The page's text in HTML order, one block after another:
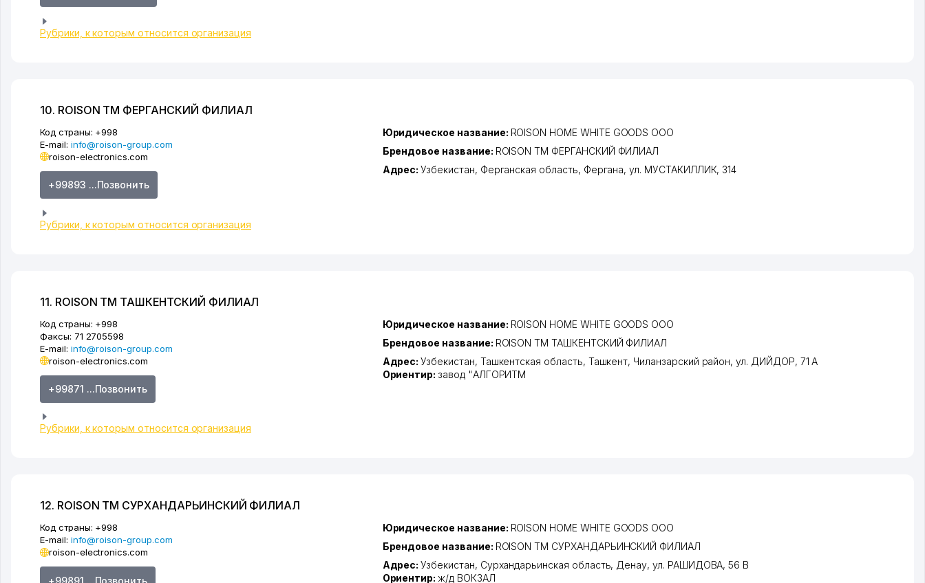
Рубрики, к которым относится организация
10. ROISON ТМ ФЕРГАНСКИЙ ФИЛИАЛ
Код страны: +998
E-mail: info@roison-group.com
roison-electronics.com
+99893 ...Позвонить
Рубрики, к которым относится организация
Юридическое название: ROISON HOME WHITE GOODS ООО
Брендовое название: ROISON ТМ ФЕРГАНСКИЙ ФИЛИАЛ
Адрес:Узбекистан, Ферганская область, Фергана,ул. МУСТАКИЛЛИК, 314
11. ROISON ТМ ТАШКЕНТСКИЙ ФИЛИАЛ
Код страны: +998
Факсы: 71 2705598
E-mail: info@roison-group.com
roison-electronics.com
+99871 ...Позвонить
Рубрики, к которым относится организация
Юридическое название: ROISON HOME WHITE GOODS ООО
Брендовое название: ROISON ТМ ТАШКЕНТСКИЙ ФИЛИАЛ
Адрес:Узбекистан, Ташкентская область, Ташкент, Чиланзарский район,ул. ДИЙДОР, 71 А
Ориентир: завод "АЛГОРИТМ
12. ROISON ТМ СУРХАНДАРЬИНСКИЙ ФИЛИАЛ
Код страны: +998
E-mail: info@roison-group.com
roison-electronics.com
+99891 ...Позвонить
Юридическое название: ROISON HOME WHITE GOODS ООО
Брендовое название: ROISON ТМ СУРХАНДАРЬИНСКИЙ ФИЛИАЛ
Адрес:Узбекистан, Сурхандарьинская область, Денау,ул. РАШИДОВА, 56 В
Ориентир:ж/д ВОКЗАЛ